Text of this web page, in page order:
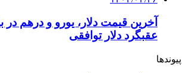
آخرین قیمت دلار، یورو و درهم در
عقبگرد دلار توافقی
پیوندها